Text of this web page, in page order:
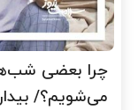
می‌شویم؟/